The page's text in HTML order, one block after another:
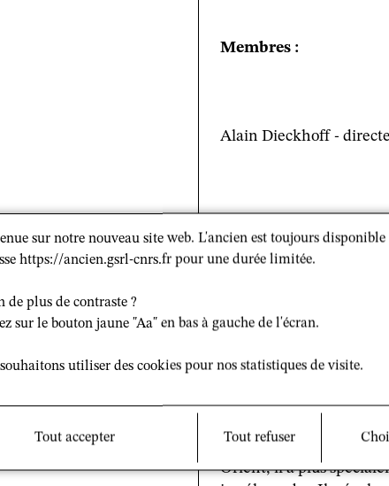
Membres :
Alain Dieckhoff -
Alain Dieckhoff,
de Recherches
Orient, il a plus
sur notre nouveau site web. L'ancien est toujours disponible
https://ancien.gsrl-cnrs.fr pour une durée limitée.
de plus de contraste ?
sur le bouton jaune "Aa" en bas à gauche de l'écran.
utiliser des cookies pour nos statistiques de visite.
Tout accepter Tout refuser